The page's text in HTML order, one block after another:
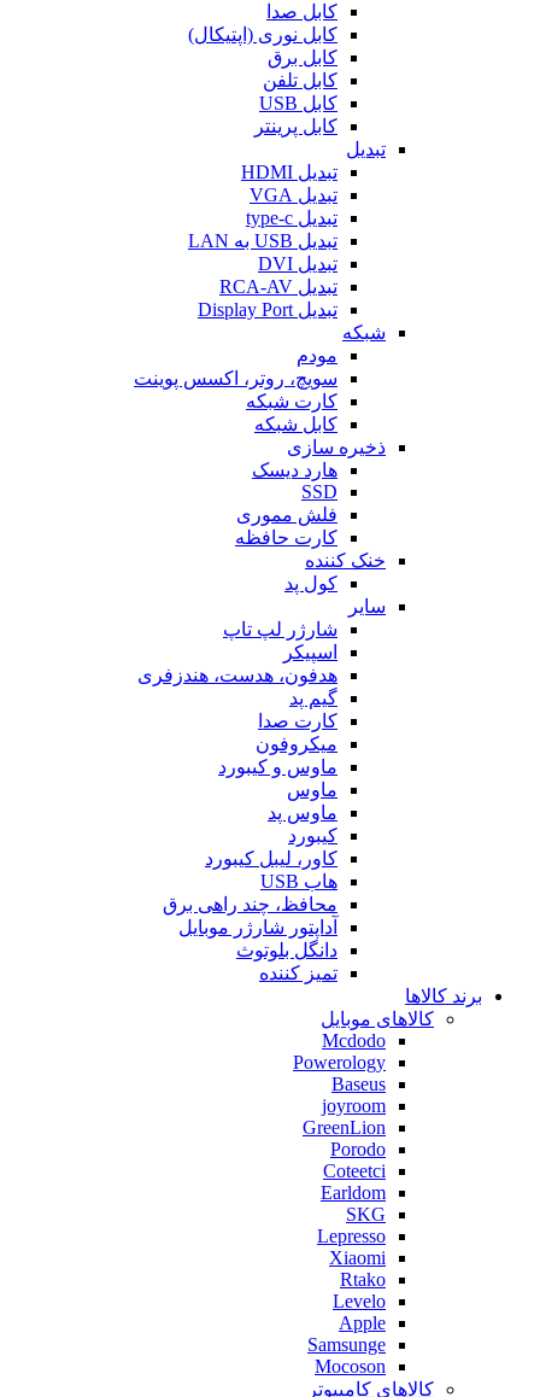
کابل صدا
کابل نوری (اپتیکال)
کابل برق
کابل تلفن
کابل USB
کابل پرینتر
تبدیل
تبدیل HDMI
تبدیل VGA
تبدیل type-c
تبدیل USB به LAN
تبدیل DVI
تبدیل RCA-AV
تبدیل Display Port
شبکه
مودم
سویچ، روتر، اکسس پوینت
کارت شبکه
کابل شبکه
ذخیره سازی
هارد دیسک
SSD
فلش مموری
کارت حافظه
خنک کننده
کول پد
سایر
شارژر لپ تاپ
اسپیکر
هدفون، هدست، هندزفری
گیم پد
کارت صدا
میکروفون
ماوس و کیبورد
ماوس
ماوس پد
کیبورد
کاور، لیبل کیبورد
هاب USB
محافظ، چند راهی برق
آداپتور شارژر موبایل
دانگل بلوتوث
تمیز کننده
برند کالاها
کالاهای موبایل
Mcdodo
Powerology
Baseus
joyroom
GreenLion
Porodo
Coteetci
Earldom
SKG
Lepresso
Xiaomi
Rtako
Levelo
Apple
Samsunge
Mocoson
کالاهای کامپیوتر